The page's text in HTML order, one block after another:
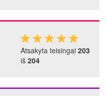
Atsakyta teisingai 203
iš 204